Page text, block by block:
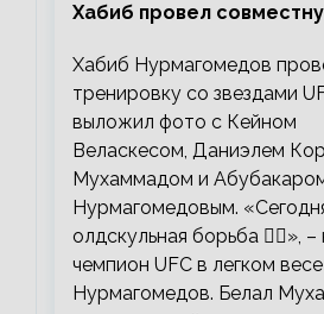
Хабиб провел
Хабиб Нурмагомедов
тренировку со звездами
выложил фото с Кейном
Веласкесом, Даниэлем
Мухаммадом и
Нурмагомедовым.
олдскульная борьба 🤼‍♂️»,
чемпион UFC в легком
Нурмагомедов. Белал